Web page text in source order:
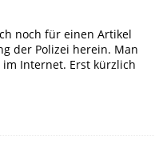
noch für einen Artikel
der Polizei herein. Man
Internet. Erst kürzlich